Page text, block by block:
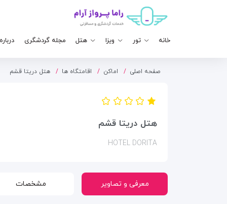
خانه تور ویزا هتل مجله گردشگری
صفحه اصلی اماکن اقامتگاه ها هتل دریتا قشم
هتل دریتا قشم
HOTEL DORITA
معرفی و تصاویر مشخصات